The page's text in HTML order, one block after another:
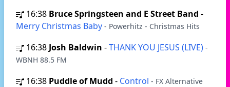
16:38 Bruce Springsteen and E Street Band -
Merry Christmas Baby - Powerhitz - Christmas Hits
16:38 Josh Baldwin -THANK YOU JESUS (LIVE) -
WBNH 88.5 FM
16:38 Puddle of Mudd - Control - FX Alternative